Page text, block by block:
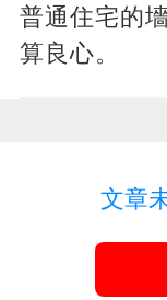
普通住宅的
算良心。
文章